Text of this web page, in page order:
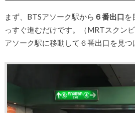
まず、BTSアソーク駅から ６番出口 を
っすぐ進むだけです。（MRTスクン
アソーク駅に移動して６番出口を見つ